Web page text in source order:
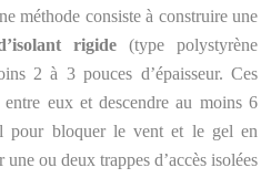
méthode consiste à construire une
rigide(type polystyrène
2 à 3 pouces d’épaisseur. Ces
eux et descendre au moins 6
pour bloquer le vent et le gel en
ou deux trappes d’accès isolées